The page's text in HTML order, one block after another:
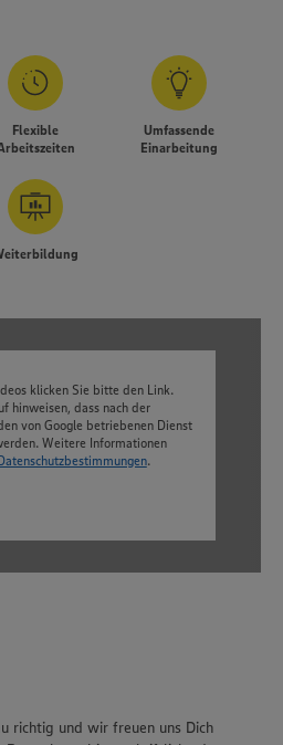
Flexible
Umfassende
Einarbeitung
klicken Sie bitte den Link.
hinweisen, dass nach der
von Google betriebenen Dienst
Weitere Informationen
.
richtig und wir freuen uns Dich